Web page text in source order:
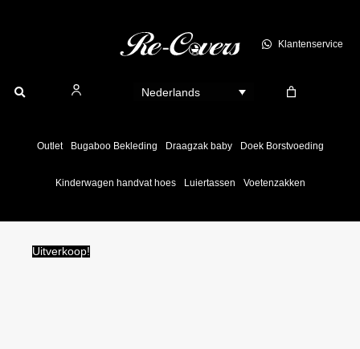
Klantenservice
Nederlands
Outlet Bugaboo Bekleding Draagzak baby Doek Borstvoeding
Kinderwagen handvat hoes Luiertassen Voetenzakken
Uitverkoop!